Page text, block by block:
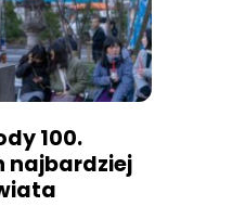
100.
najbardziej